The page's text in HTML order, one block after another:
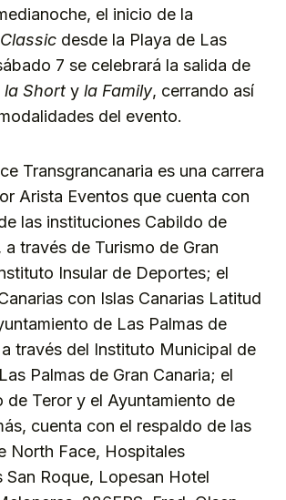
el inicio de la
Classic desde la Playa de Las
7 se celebrará la salida de
la Short y la Family, cerrando así
del evento.
Transgrancanaria es una carrera
Arista Eventos que cuenta con
las instituciones Cabildo de
a través de Turismo de Gran
Insular de Deportes; el
con Islas Canarias Latitud
de Las Palmas de
a través del Instituto Municipal de
Palmas de Gran Canaria; el
de Teror y el Ayuntamiento de
cuenta con el respaldo de las
North Face, Hospitales
San Roque, Lopesan Hotel